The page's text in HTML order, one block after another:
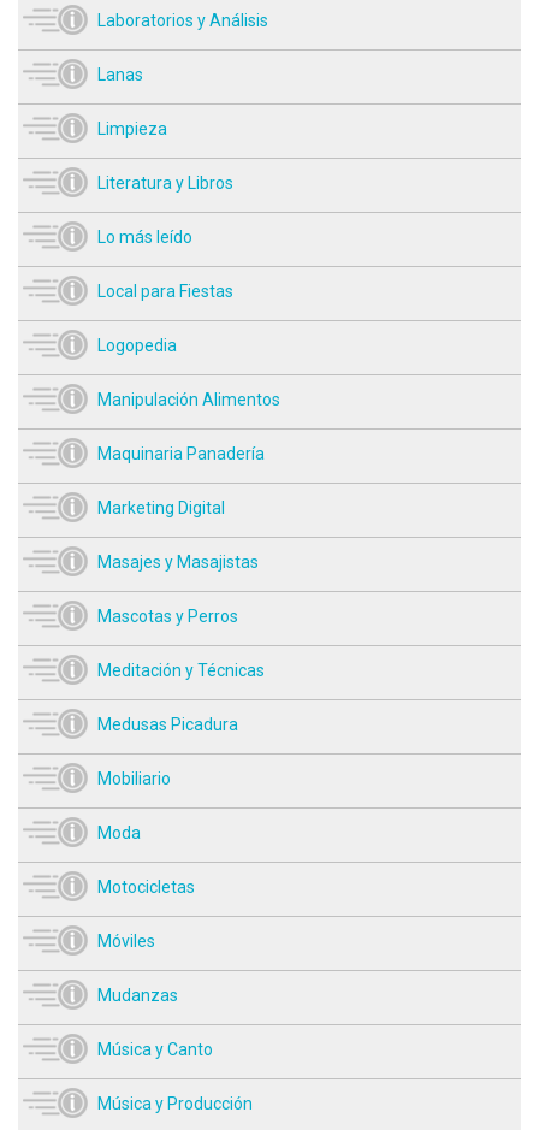
Laboratorios y Análisis
Lanas
Limpieza
Literatura y Libros
Lo más leído
Local para Fiestas
Logopedia
Manipulación Alimentos
Maquinaria Panadería
Marketing Digital
Masajes y Masajistas
Mascotas y Perros
Meditación y Técnicas
Medusas Picadura
Mobiliario
Moda
Motocicletas
Móviles
Mudanzas
Música y Canto
Música y Producción